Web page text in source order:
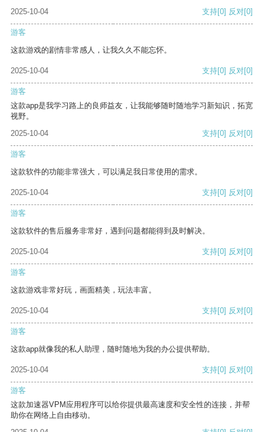
2025-10-04
支持[0] 反对[0]
游客
这款游戏的剧情非常感人，让我久久不能忘怀。
2025-10-04 支持[0] 反对[0]
游客
这款app是我学习路上的良师益友，让我能够随时随地学习新知识，拓宽
视野。
2025-10-04
支持[0] 反对[0]
游客
这款软件的功能非常强大，可以满足我日常使用的需求。
2025-10-04 支持[0] 反对[0]
游客
这款软件的售后服务非常好，遇到问题都能得到及时解决。
2025-10-04 支持[0] 反对[0]
游客
这款游戏非常好玩，画面精美，玩法丰富。
2025-10-04 支持[0] 反对[0]
游客
这款app就像我的私人助理，随时随地为我的办公提供帮助。
2025-10-04 支持[0] 反对[0]
游客
这款加速器VPM应用程序可以给你提供最高速度和安全性的连接，并帮
助你在网络上自由移动。